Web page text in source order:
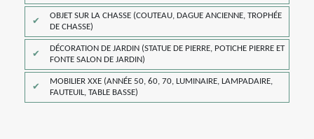
OBJET SUR LA CHASSE (COUTEAU, DAGUE ANCIENNE, TROPHÉE
DE CHASSE)
DÉCORATION DE JARDIN (STATUE DE PIERRE, POTICHE PIERRE ET
FONTE SALON DE JARDIN)
MOBILIER XXE (ANNÉE 50, 60, 70, LUMINAIRE, LAMPADAIRE,
FAUTEUIL, TABLE BASSE)